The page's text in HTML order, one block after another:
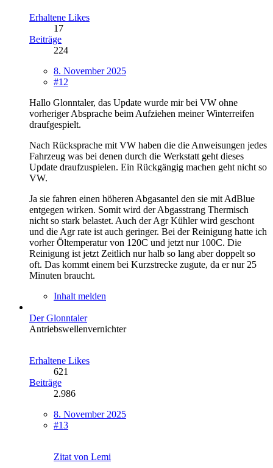
Erhaltene Likes
17
Beiträge
224
8. November 2025
#12
Hallo Glonntaler, das Update wurde mir bei VW ohne
vorheriger Absprache beim Aufziehen meiner Winterreifen
draufgespielt.
Nach Rücksprache mit VW haben die die Anweisungen jedes
Fahrzeug was bei denen durch die Werkstatt geht dieses
Update draufzuspielen. Ein Rückgängig machen geht nicht so
VW.
Ja sie fahren einen höheren Abgasantel den sie mit AdBlue
entgegen wirken. Somit wird der Abgasstrang Thermisch
nicht so stark belastet. Auch der Agr Kühler wird geschont
und die Agr rate ist auch geringer. Bei der Reinigung hatte ich
vorher Öltemperatur von 120C und jetzt nur 100C. Die
Reinigung ist jetzt Zeitlich nur halb so lang aber doppelt so
oft. Das kommt einem bei Kurzstrecke zugute, da er nur 25
Minuten braucht.
Inhalt melden
Der Glonntaler
Antriebswellenvernichter
Erhaltene Likes
621
Beiträge
2.986
8. November 2025
#13
Zitat von Lemi